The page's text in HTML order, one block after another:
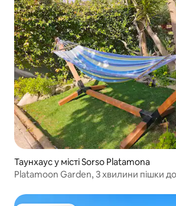
Таунхаус у місті Sorso Platamona
Platamoon Garden, 3 хвилини пішки